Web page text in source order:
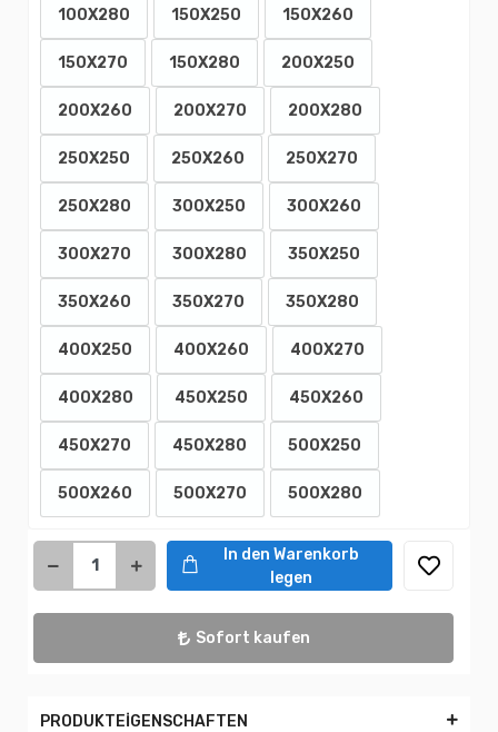
100X280 150X250 150X260
150X270 150X280 200X250
200X260 200X270 200X280
250X250 250X260 250X270
250X280 300X250 300X260
300X270 300X280 350X250
350X260 350X270 350X280
400X250 400X260 400X270
400X280 450X250 450X260
450X270 450X280 500X250
500X260 500X270 500X280
In den Warenkorb
legen
Sofort kaufen
PRODUKTEİGENSCHAFTEN